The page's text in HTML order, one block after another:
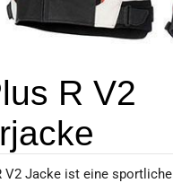
R V2
V2 Jacke ist eine sportliche